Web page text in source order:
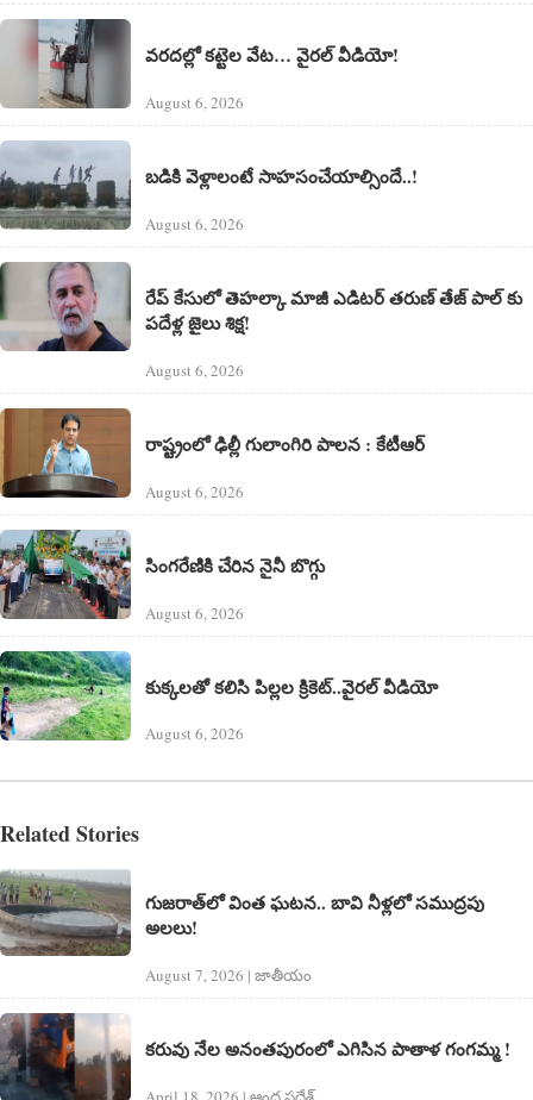
వరదల్లో కట్టెల వేట… వైరల్ వీడియో!
August 6, 2026
బడికి వెళ్లాలంటే సాహసంచేయాల్సిందే..!
August 6, 2026
రేప్ కేసులో తెహల్కా మాజీ ఎడిటర్ తరుణ్ తేజ్ పాల్ కు
పదేళ్ల జైలు శిక్ష!
August 6, 2026
రాష్ట్రంలో ఢిల్లీ గులాంగిరి పాలన : కేటీఆర్
August 6, 2026
సింగరేణికి చేరిన నైనీ బొగ్గు
August 6, 2026
కుక్కలతో కలిసి పిల్లల క్రికెట్..వైరల్ వీడియో
August 6, 2026
Related Stories
గుజరాత్‌లో వింత ఘటన.. బావి నీళ్లలో సముద్రపు
అలలు!
August 7, 2026 | జాతీయం
కరువు నేల అనంతపురంలో ఎగిసిన పాతాళ గంగమ్మ !